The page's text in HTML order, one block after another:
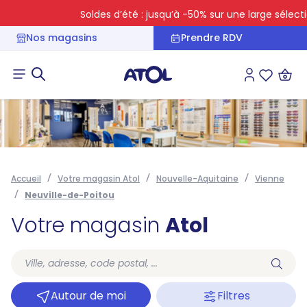
Soldes d’été : jusqu’à -50% sur une large sélection
Nos magasins
Prendre RDV
Connexion
Accueil Votre magasin Atol Nouvelle-Aquitaine
Vienne
Neuville-de-Poitou
Votre magasin Atol
Autour de moi Filtres